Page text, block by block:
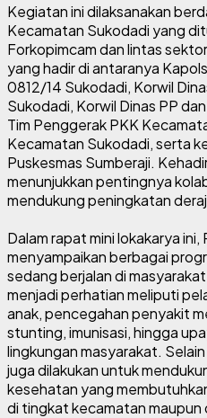
Kegiatan ini dilaksanakan
Kecamatan Sukodadi yang
Forkopimcam dan lintas
yang hadir di antaranya
0812/14 Sukodadi, Korwil
Sukodadi, Korwil Dinas PP
Tim Penggerak PKK
Kecamatan Sukodadi, serta
Puskesmas Sumberaji.
menunjukkan pentingnya
mendukung peningkatan
Dalam rapat mini lokakarya
menyampaikan berbagai
sedang berjalan di
menjadi perhatian meliputi
anak, pencegahan penyakit
stunting, imunisasi, hingga
lingkungan masyarakat.
juga dilakukan untuk
kesehatan yang
di tingkat kecamatan maupun